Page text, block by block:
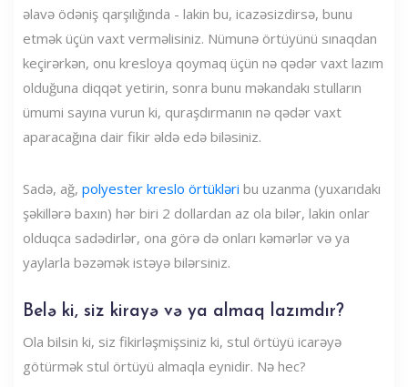
əlavə ödəniş qarşılığında - lakin bu, icazəsizdirsə, bunu
etmək üçün vaxt verməlisiniz. Nümunə örtüyünü sınaqdan
keçirərkən, onu kresloya qoymaq üçün nə qədər vaxt lazım
olduğuna diqqət yetirin, sonra bunu məkandakı stulların
ümumi sayına vurun ki, quraşdırmanın nə qədər vaxt
aparacağına dair fikir əldə edə biləsiniz.
Sadə, ağ, polyester kreslo örtükləri bu uzanma (yuxarıdakı
şəkillərə baxın) hər biri 2 dollardan az ola bilər, lakin onlar
olduqca sadədirlər, ona görə də onları kəmərlər və ya
yaylarla bəzəmək istəyə bilərsiniz.
Belə ki, siz kirayə və ya almaq lazımdır?
Ola bilsin ki, siz fikirləşmişsiniz ki, stul örtüyü icarəyə
götürmək stul örtüyü almaqla eynidir. Nə hec?